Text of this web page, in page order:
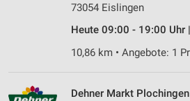
73054 Eislingen
Heute 09:00 - 19:00 Uhr |
10,86 km • Angebote: 1
Dehner Markt Plochingen
Entwicklung und Verbesserung der
Verwendung reduzierter Daten zur
IAB-Besonderheiten: